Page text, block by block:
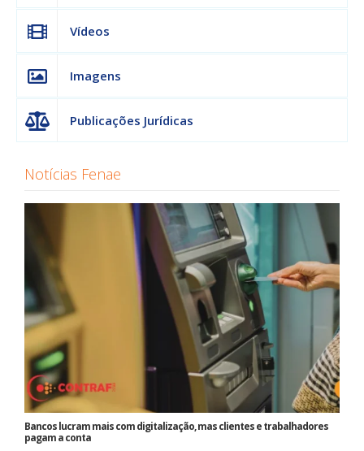
Vídeos
Imagens
Publicações Jurídicas
Notícias Fenae
Bancos lucram mais com digitalização, mas clientes e trabalhadores
pagam a conta